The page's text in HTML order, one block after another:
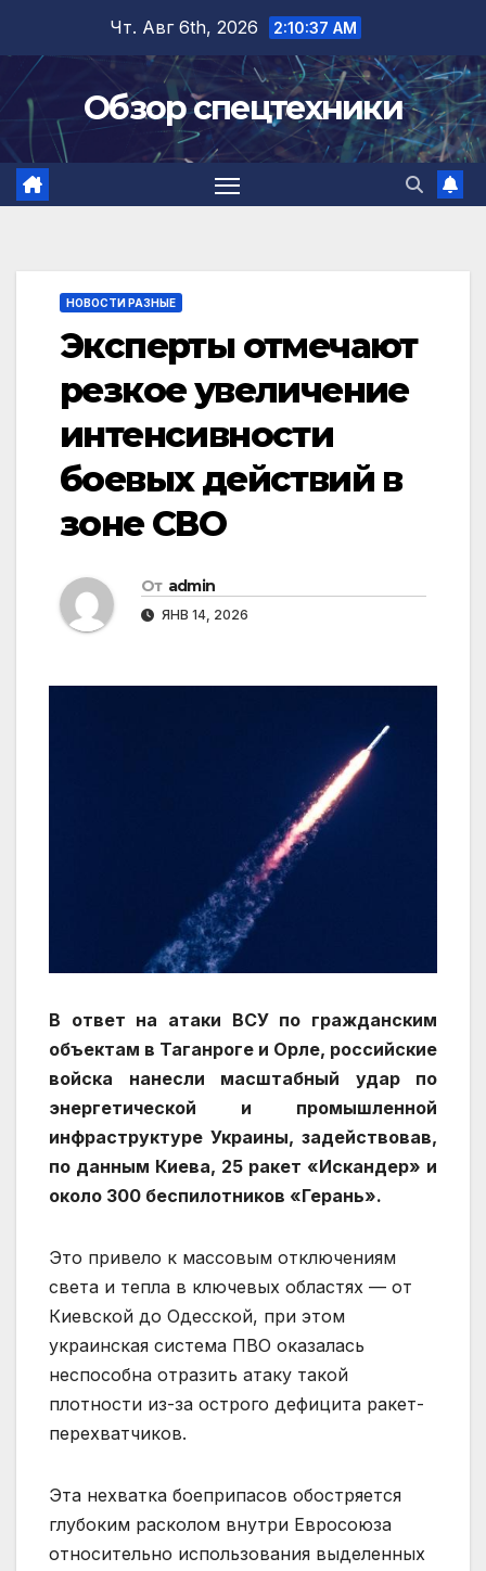
содержимому
Чт. Авг 6th, 2026 2:10:38 AM
Обзор спецтехники
НОВОСТИ РАЗНЫЕ
Эксперты отмечают
резкое увеличение
интенсивности
боевых действий в
зоне СВО
От admin
ЯНВ 14, 2026
В ответ на атаки ВСУ по гражданским
объектам в Таганроге и Орле, российские
войска нанесли масштабный удар по
энергетической и промышленной
инфраструктуре Украины, задействовав,
по данным Киева, 25 ракет «Искандер» и
около 300 беспилотников «Герань».
Это привело к массовым отключениям
света и тепла в ключевых областях — от
Киевской до Одесской, при этом
украинская система ПВО оказалась
неспособна отразить атаку такой
плотности из-за острого дефицита ракет-
перехватчиков.
Эта нехватка боеприпасов обостряется
глубоким расколом внутри Евросоюза
относительно использования выделенных